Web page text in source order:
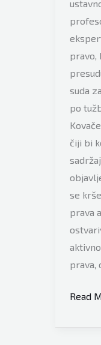
pravo,
suda
po
čiji bi
se
prava
prava,
Ustavni
Kasim
Read